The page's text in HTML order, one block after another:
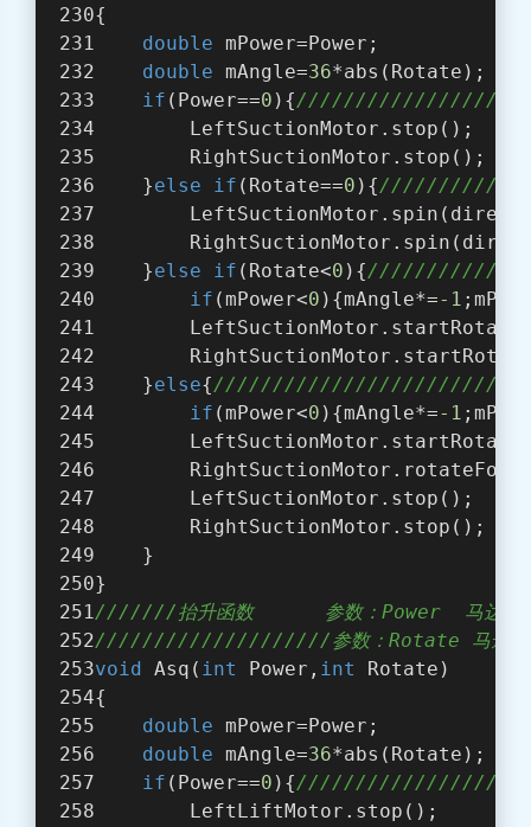
{
double mPower=Power;
double mAngle=36*abs(Rotate);
if (Power==0 ){
        LeftSuctionMotor.stop();
        RightSuctionMotor.stop();
    }
else if (Rotate==0 ){
    }
else if (Rotate<0 ){
if (mPower<0 ){mAngle*=-1
    }
else{//////////////////////////////////
if (mPower<0 ){mAngle*=-1
        LeftSuctionMotor.stop();
        RightSuctionMotor.stop();
    }
}
///////抬升函数      参数：Power  马达速度
////////////////////参数：Rotate 马达旋转圈数
void
Asq( int Power, int
Rotate)
{
double mPower=Power;
double mAngle=36*abs(Rotate);
if (Power==0 ){
        LeftLiftMotor.stop();